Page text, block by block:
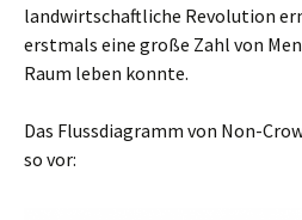
landwirtschaftliche Revolution
erstmals eine große Zahl von
Raum leben konnte.
Das Flussdiagramm von Non-
so vor: